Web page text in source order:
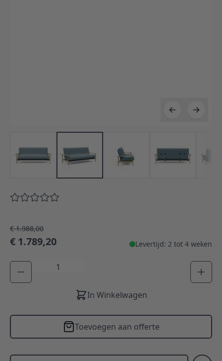
€ 1.988,00
€ 1.789,20 Levertijd: 2 tot 4 weken
Aantal
In Winkelwagen
Toevoegen aan offerte